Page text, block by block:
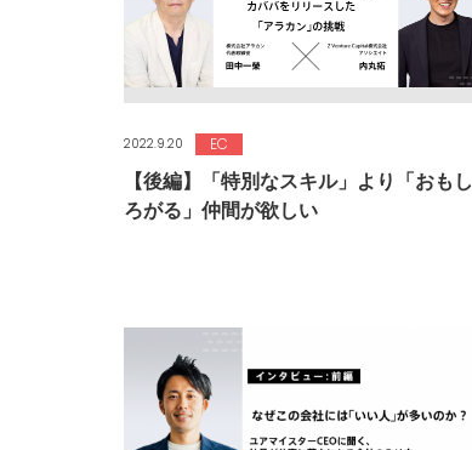
2022.9.20 EC
【後編】「特別なスキル」より「おもし
ろがる」仲間が欲しい